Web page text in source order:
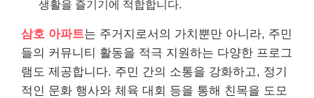
생활을 즐기기에 적합합니다.
삼호 아파트는 주거지로서의 가치뿐만 아니라, 주민
들의 커뮤니티 활동을 적극 지원하는 다양한 프로그
램도 제공합니다. 주민 간의 소통을 강화하고, 정기
적인 문화 행사와 체육 대회 등을 통해 친목을 도모